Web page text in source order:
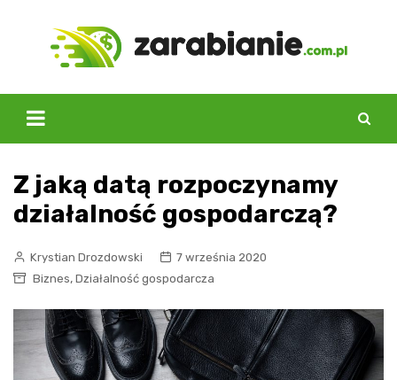
Z jaką datą rozpoczynamy
działalność gospodarczą?
Krystian Drozdowski
7 września 2020
Biznes, Działalność gospodarcza